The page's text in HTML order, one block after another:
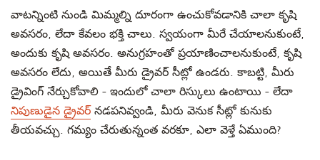
వాటన్నింటి నుండి మిమ్మల్ని దూరంగా ఉంచుకోవడానికి చాలా కృషి
అవసరం, లేదా కేవలం భక్తి చాలు. స్వయంగా మీరే చేయాలనుకుంటే,
అందుకు కృషి అవసరం. అనుగ్రహంతో ప్రయాణించాలనుకుంటే, కృషి
అవసరం లేదు, అయితే మీరు డ్రైవర్ సీట్లో ఉండరు. కాబట్టి, మీరు
డ్రైవింగ్ నేర్చుకోవాలి - ఇందులో చాలా రిస్కులు ఉంటాయి - లేదా
నిపుణుడైన డ్రైవర్ నడపనివ్వండి, మీరు వెనుక సీట్లో కునుకు
తీయవచ్చు. గమ్యం చేరుతున్నంత వరకూ, ఎలా వెళ్తే ఏముంది?